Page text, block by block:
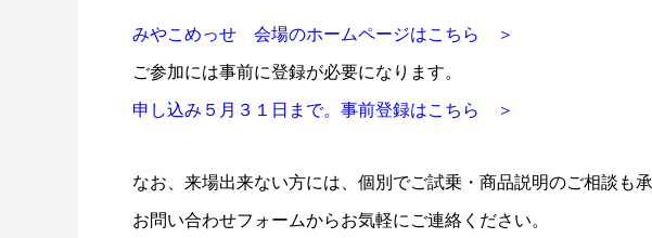
みやこめっせ 会場のホームページはこちら ＞
ご参加には事前に登録が必要になります。
申し込み５月３１日まで。事前登録はこちら ＞
なお、来場出来ない方には、個別でご試乗・商品説明のご相談も承
お問い合わせフォームからお気軽にご連絡ください。